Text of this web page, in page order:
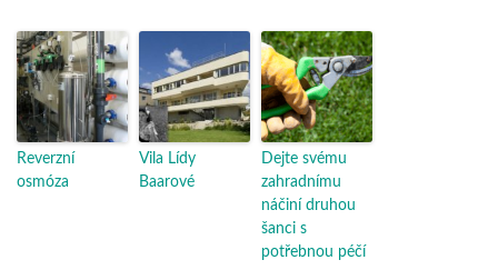
Reverzní
osmóza
Vila Lídy
Baarové
Dejte svému
zahradnímu
náčiní druhou
šanci s
potřebnou péčí